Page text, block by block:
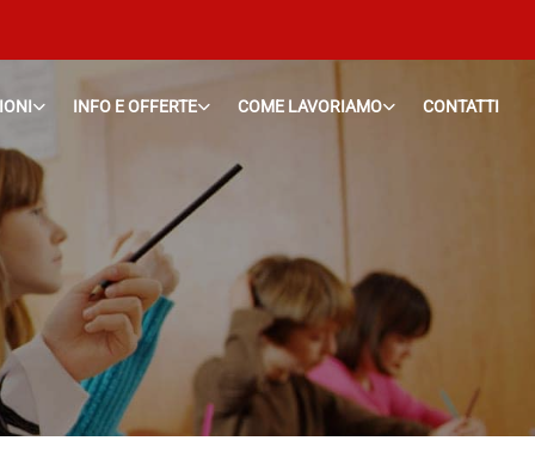
INFO E OFFERTE COME LAVORIAMO CONTATTI